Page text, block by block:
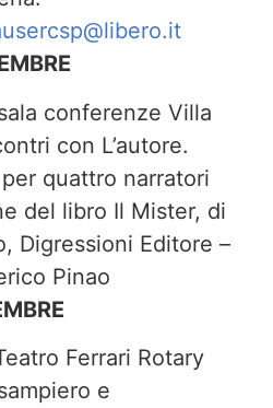
conferenze Villa
con L’autore.
quattro narratori
del libro Il Mister, di
Digressioni Editore –
Pinao
Ferrari Rotary
e